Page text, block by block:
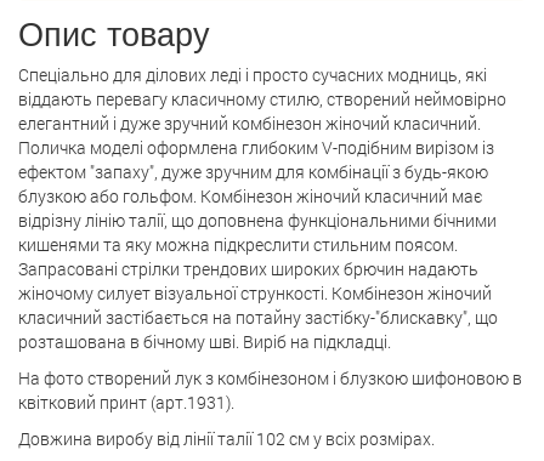
Опис товару
Спеціально для ділових леді і просто сучасних модниць, які
віддають перевагу класичному стилю, створений неймовірно
елегантний і дуже зручний комбінезон жіночий класичний.
Поличка моделі оформлена глибоким V-подібним вирізом із
ефектом "запаху", дуже зручним для комбінації з будь-якою
блузкою або гольфом. Комбінезон жіночий класичний має
відрізну лінію талії, що доповнена функціональними бічними
кишенями та яку можна підкреслити стильним поясом.
Запрасовані стрілки трендових широких брючин надають
жіночому силует візуальної стрункості. Комбінезон жіночий
класичний застібається на потайну застібку-"блискавку", що
розташована в бічному шві. Виріб на підкладці.
На фото створений лук з комбінезоном і блузкою шифоновою в
квітковий принт (арт.1931).
Довжина виробу від лінії талії 102 см у всіх розмірах.